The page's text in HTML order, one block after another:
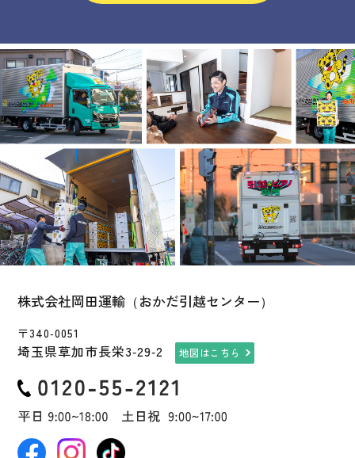
株式会社岡田運輸（おかだ引越センター）
〒340-0051
埼玉県草加市長栄3-29-2 地図はこちら